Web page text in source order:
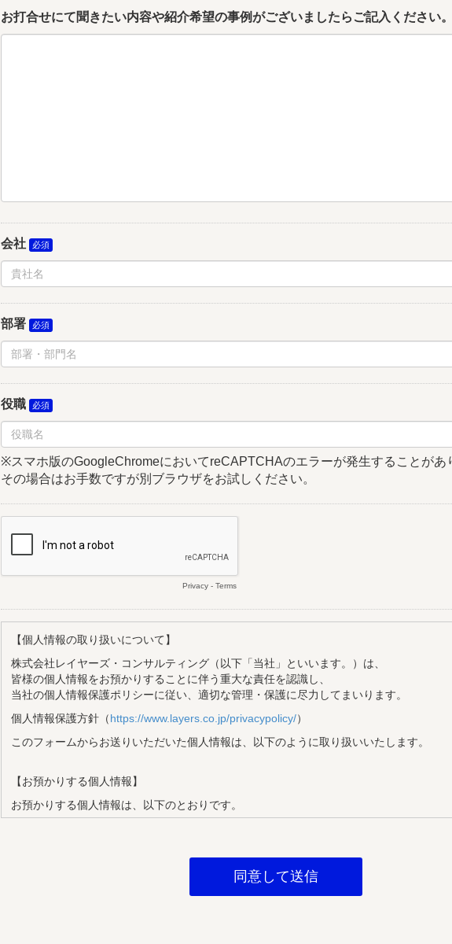
お打合せにて聞きたい内容や紹介希望の事例がございましたらご記入ください
会社
部署
役職
※スマホ版のGoogleChromeにおいてreCAPTCHAのエラーが発生することがあ
その場合はお手数ですが別ブラウザをお試しください。
Privacy - Terms
【個人情報の取り扱いについて】
株式会社レイヤーズ・コンサルティング（以下「当社」といいます。）は、
皆様の個人情報をお預かりすることに伴う重大な責任を認識し、
当社の個人情報保護ポリシーに従い、適切な管理・保護に尽力してまいります。
個人情報保護方針（https://www.layers.co.jp/privacypolicy/）
このフォームからお送りいただいた個人情報は、以下のように取り扱いいたします。
【お預かりする個人情報】
お預かりする個人情報は、以下のとおりです。